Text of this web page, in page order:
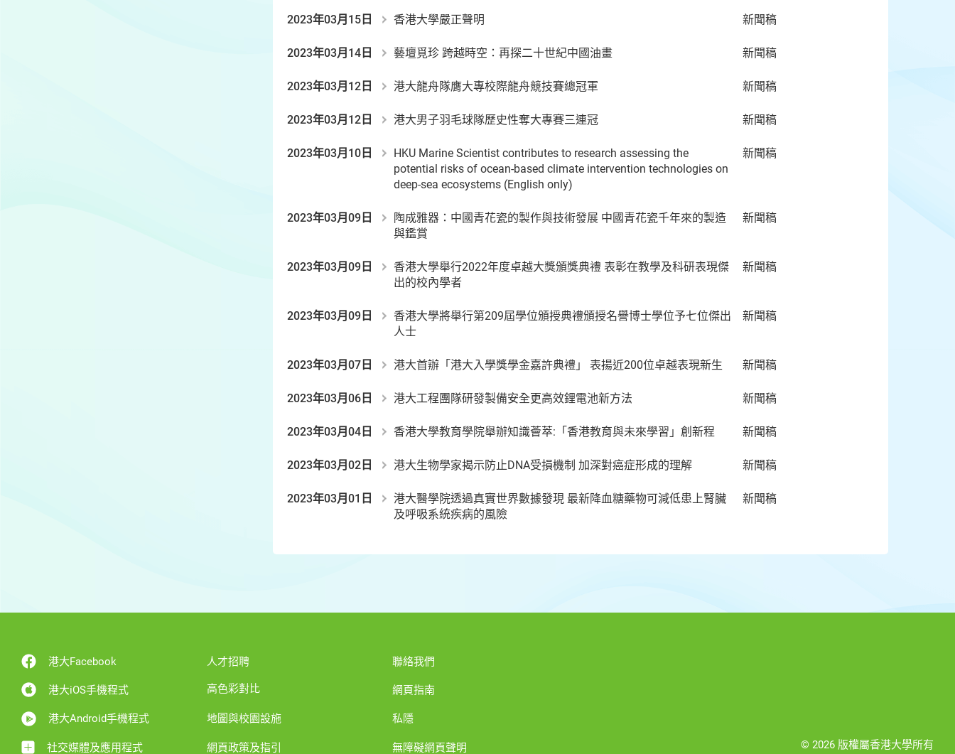
2023年03月15日 香港大學嚴正聲明 新聞稿
2023年03月14日 藝壇覓珍 跨越時空：再探二十世紀中國油畫 新聞稿
2023年03月12日 港大龍舟隊膺大專校際龍舟競技賽總冠軍 新聞稿
2023年03月12日 港大男子羽毛球隊歷史性奪大專賽三連冠 新聞稿
2023年03月10日
HKU Marine Scientist contributes to research assessing the
potential risks of ocean-based climate intervention technologies on
deep-sea ecosystems (English only)
新聞稿
2023年03月09日
陶成雅器：中國青花瓷的製作與技術發展 中國青花瓷千年來的製造
與鑑賞
新聞稿
2023年03月09日
香港大學舉行2022年度卓越大獎頒獎典禮 表彰在教學及科研表現傑
出的校內學者
新聞稿
2023年03月09日
香港大學將舉行第209屆學位頒授典禮頒授名譽博士學位予七位傑出
人士
新聞稿
2023年03月07日 港大首辦「港大入學獎學金嘉許典禮」 表揚近200位卓越表現新生 新聞稿
2023年03月06日 港大工程團隊研發製備安全更高效鋰電池新方法 新聞稿
2023年03月04日 香港大學教育學院舉辦知識薈萃:「香港教育與未來學習」創新程 新聞稿
2023年03月02日 港大生物學家揭示防止DNA受損機制 加深對癌症形成的理解 新聞稿
2023年03月01日
港大醫學院透過真實世界數據發現 最新降血糖藥物可減低患上腎臟
及呼吸系統疾病的風險
新聞稿
港大Facebook
港大iOS手機程式
港大Android手機程式
社交媒體及應用程式
人才招聘
高色彩對比
地圖與校園設施
網頁政策及指引
聯絡我們
網頁指南
私隱
無障礙網頁聲明 © 2026 版權屬香港大學所有